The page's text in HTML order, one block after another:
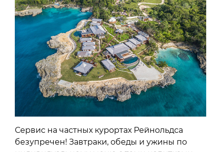
Сервис на частных курортах Рейнольдса
безупречен! Завтраки, обеды и ужины по